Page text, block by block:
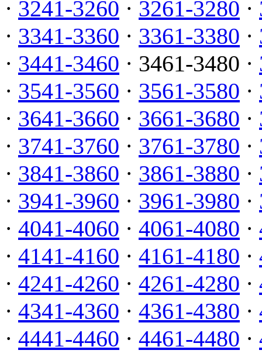
· 3241-3260 · 3261-3280 ·
· 3341-3360 · 3361-3380 ·
· 3441-3460 · 3461-3480 ·
· 3541-3560 · 3561-3580 ·
· 3641-3660 · 3661-3680 ·
· 3741-3760 · 3761-3780 ·
· 3841-3860 · 3861-3880 ·
· 3941-3960 · 3961-3980 ·
· 4041-4060 · 4061-4080 ·
· 4141-4160 · 4161-4180 ·
· 4241-4260 · 4261-4280 ·
· 4341-4360 · 4361-4380 ·
· 4441-4460 · 4461-4480 ·